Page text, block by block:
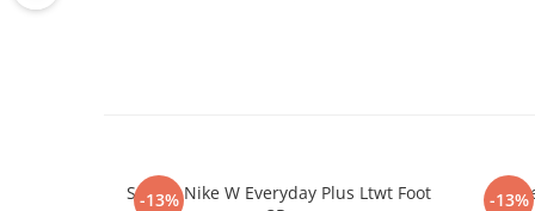
-13%
Sosete Nike W Everyday Plus Ltwt Foot
-13%